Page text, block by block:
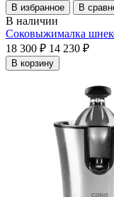
В избранное В
В наличии
Соковыжималка
18 300 ₽ 14 230 ₽
В корзину